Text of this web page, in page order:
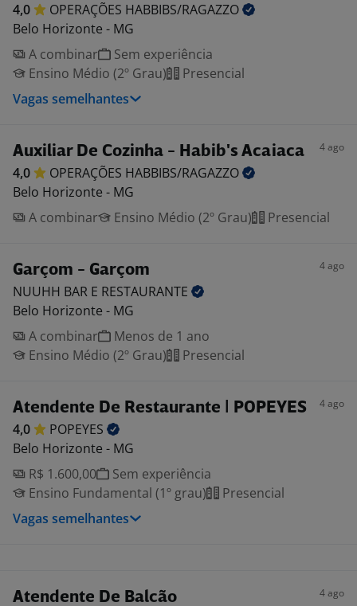
4,0 OPERAÇÕES HABBIBS/RAGAZZO
Belo Horizonte - MG
A combinar
Sem experiência
Ensino Médio (2º Grau)
Presencial
Vagas semelhantes
Auxiliar De Cozinha - Habib's Acaiaca 4 ago
4,0 OPERAÇÕES HABBIBS/RAGAZZO
Belo Horizonte - MG
A combinar
Ensino Médio (2º Grau) Presencial
Garçom - Garçom 4 ago
NUUHH BAR E RESTAURANTE
Belo Horizonte - MG
A combinar
Menos de 1 ano
Ensino Médio (2º Grau)
Presencial
Atendente De Restaurante | POPEYES 4 ago
4,0
POPEYES
Belo Horizonte - MG
R$ 1.600,00
Sem experiência
Ensino Fundamental (1º grau)
Presencial
Vagas semelhantes
Atendente De Balcão 4 ago